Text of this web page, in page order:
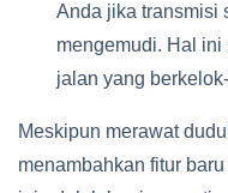
Anda jika transmisi
mengemudi. Hal
jalan yang
Meskipun merawat
menambahkan fitur